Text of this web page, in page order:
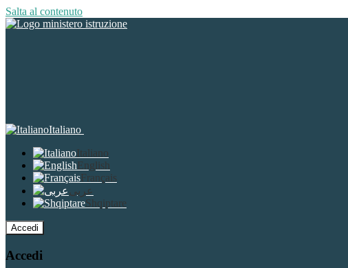
Salta al contenuto
Italiano
Italiano
English
Français
عربى
Shqiptare
Accedi
Accedi